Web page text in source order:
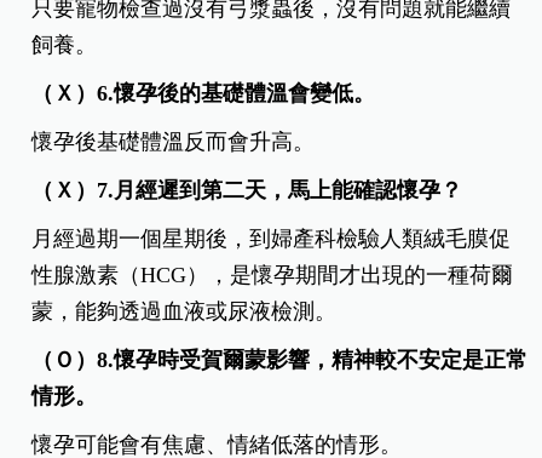
只要寵物檢查過沒有弓漿蟲後，沒有問題就能繼續
飼養。
（Ｘ）6.懷孕後的基礎體溫會變低。
懷孕後基礎體溫反而會升高。
（Ｘ）7.月經遲到第二天，馬上能確認懷孕？
月經過期一個星期後，到婦產科檢驗人類絨毛膜促
性腺激素（HCG），是懷孕期間才出現的一種荷爾
蒙，能夠透過血液或尿液檢測。
（Ｏ）8.懷孕時受賀爾蒙影響，精神較不安定是正常
情形。
懷孕可能會有焦慮、情緒低落的情形。